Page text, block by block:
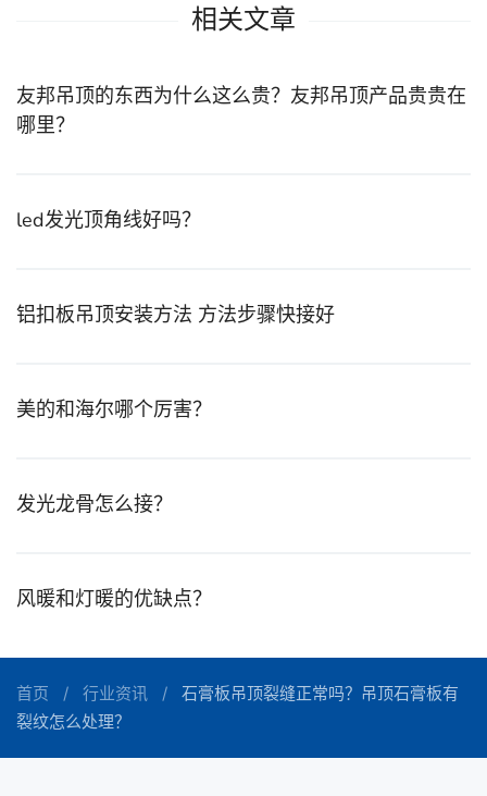
相关文章
友邦吊顶的东西为什么这么贵？友邦吊顶产品贵贵在
哪里？
led发光顶角线好吗？
铝扣板吊顶安装方法 方法步骤快接好
美的和海尔哪个厉害？
发光龙骨怎么接？
风暖和灯暖的优缺点？
首页 行业资讯
石膏板吊顶裂缝正常吗？吊顶石膏板有
裂纹怎么处理？